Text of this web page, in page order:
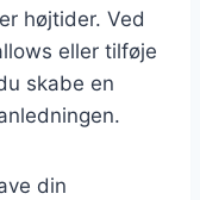
højtider. Ved
eller tilføje
skabe en
din